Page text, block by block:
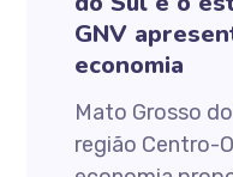
GNV
economia
Mato Grosso
região Centro-